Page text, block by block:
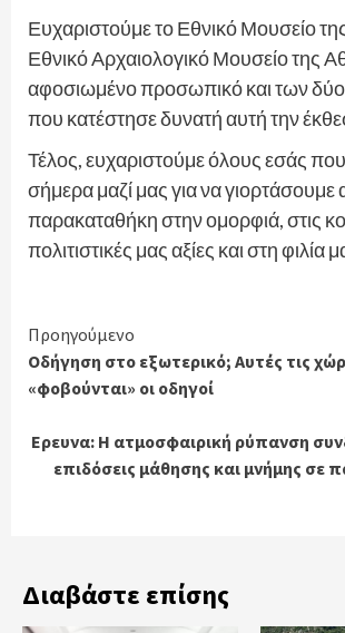
Ευχαριστούμε το Εθνικό Μουσείο
Εθνικό Αρχαιολογικό Μουσείο της
αφοσιωμένο προσωπικό και των
που κατέστησε δυνατή αυτή την
Τέλος, ευχαριστούμε όλους εσάς
σήμερα μαζί μας για να γιορτάσουμε
παρακαταθήκη στην ομορφιά, στις
πολιτιστικές μας αξίες και στη φιλία
Continue
Reading
Προηγούμενο
Οδήγηση στο εξωτερικό; Αυτές τις
«φοβούνται» οι οδηγοί
Ερευνα: Η ατμοσφαιρική ρύπανση
επιδόσεις μάθησης και μνήμης σε
Διαβάστε επίσης